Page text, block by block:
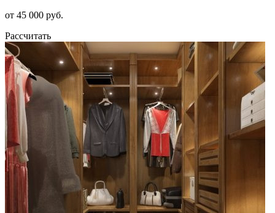
от 45 000 руб.
Рассчитать